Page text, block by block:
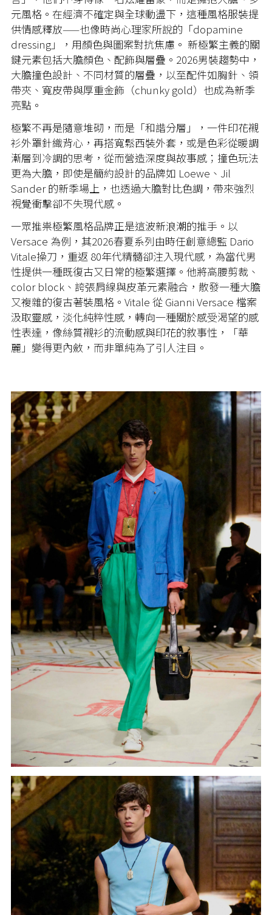
元風格。在經濟不確定與全球動盪下，這種風格服裝提
供情感釋放——也像時尚心理家所說的「dopamine
dressing」，用顏色與圖案對抗焦慮。 新極繁主義的關
鍵元素包括大膽顏色、配飾與層疊。2026男裝趨勢中，
大膽撞色設計、不同材質的層疊，以至配件如胸針、領
帶夾、寬皮帶與厚重金飾（chunky gold）也成為新季
亮點。
極繁不再是隨意堆砌，而是「和諧分層」，一件印花襯
衫外罩針織背心，再搭寬鬆西裝外套，或是色彩從暖調
漸層到冷調的思考，從而營造深度與故事感；撞色玩法
更為大膽，即使是簡約設計的品牌如 Loewe、Jil
Sander 的新季場上，也透過大膽對比色調，帶來強烈
視覺衝擊卻不失現代感。
一眾推祟極繁風格品牌正是這波新浪潮的推手。以
Versace 為例，其2026春夏系列由時任創意總監 Dario
Vitale操刀，重返 80年代精髓卻注入現代感，為當代男
性提供一種既復古又日常的極繁選擇。他將高腰剪裁、
color block、誇張肩線與皮革元素融合，散發一種大膽
又複雜的復古著裝風格。Vitale 從 Gianni Versace 檔案
汲取靈感，淡化純粹性感，轉向一種關於感受渴望的感
性表達，像絲質襯衫的流動感與印花的敘事性，「華
麗」變得更內斂，而非單純為了引人注目。